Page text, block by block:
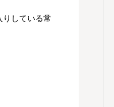
している常